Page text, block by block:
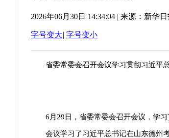
2026年06月30日 14:34:04 | 来源：新华日
字号变大| 字号变小
省委常委会召开会议学习贯彻习近平总
6月29日，省委常委会召开会议，学习
会议学习了习近平总书记在山东德州考